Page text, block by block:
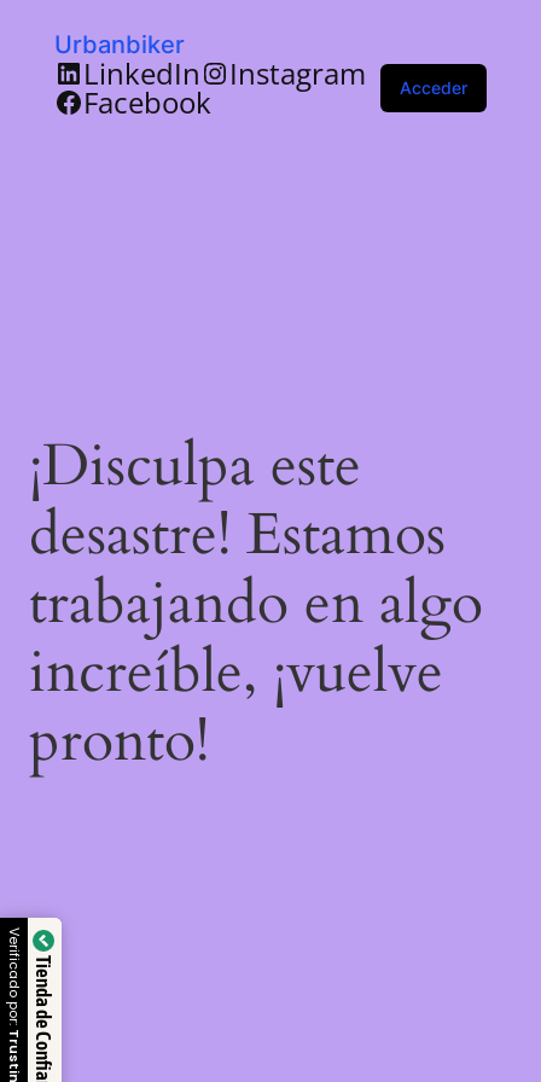
Urbanbiker
LinkedIn Instagram
Facebook Acceder
¡Disculpa este
desastre! Estamos
trabajando en algo
increíble, ¡vuelve
pronto!
Tienda de Confianza
Verificado por: